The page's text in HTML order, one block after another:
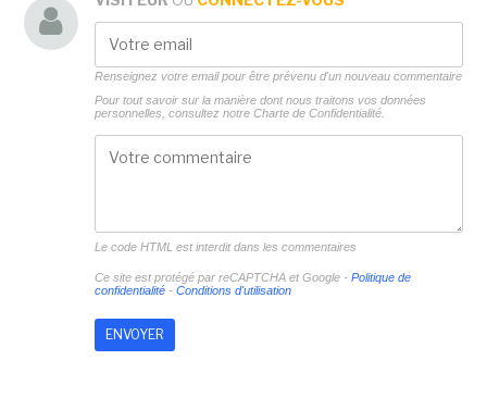
Renseignez votre email pour être prévenu d'un nouveau commentaire
Pour tout savoir sur la manière dont nous traitons vos données
personnelles, consultez notre Charte de Confidentialité.
Le code HTML est interdit dans les commentaires
Ce site est protégé par reCAPTCHA et Google - Politique de
confidentialité- Conditions d'utilisation